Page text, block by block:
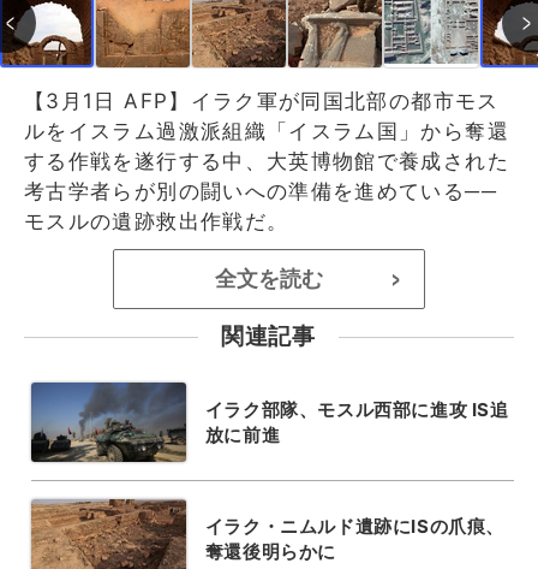
【3月1日 AFP】イラク軍が同国北部の都市モス
ルをイスラム過激派組織「イスラム国」から奪還
する作戦を遂行する中、大英博物館で養成された
考古学者らが別の闘いへの準備を進めている──
モスルの遺跡救出作戦だ。
全文を読む >
関連記事
イラク部隊、モスル西部に進攻 IS追
放に前進
イラク・ニムルド遺跡にISの爪痕、
奪還後明らかに